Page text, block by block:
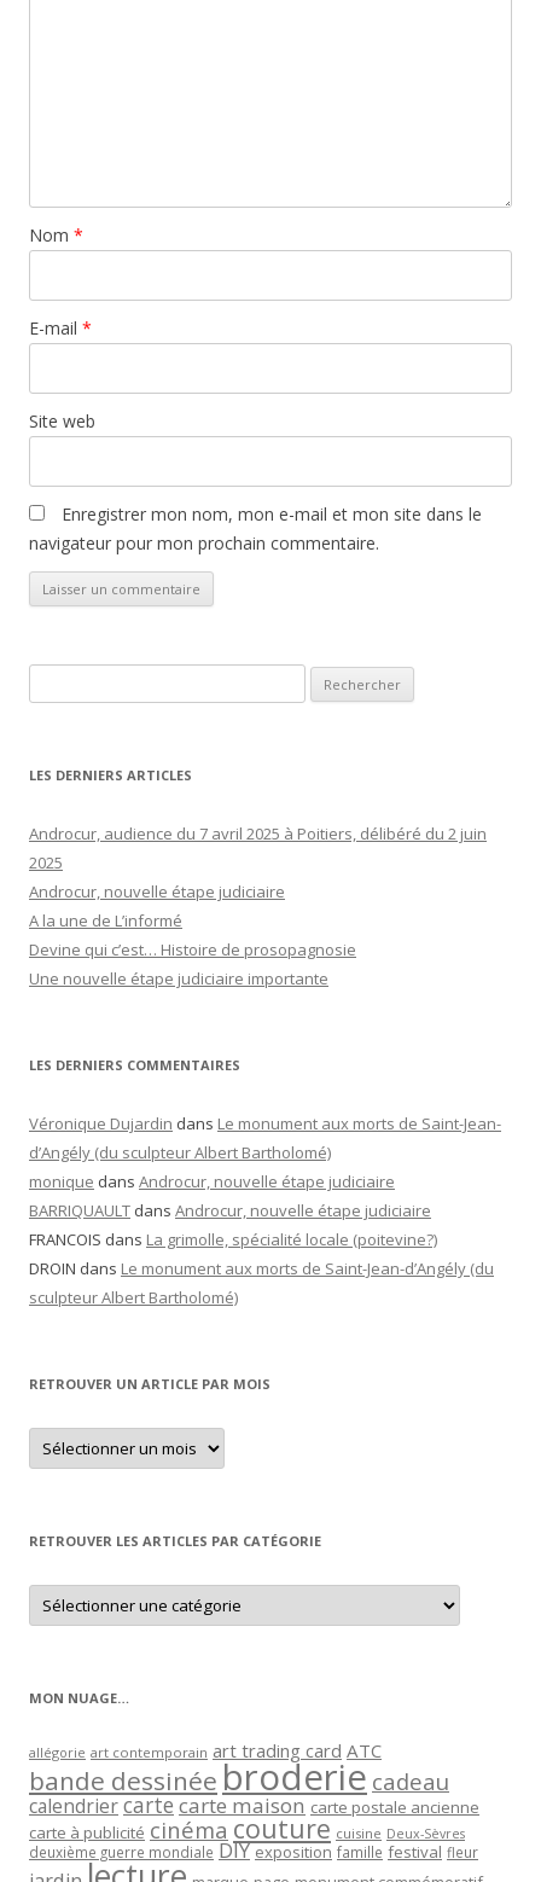
Nom *
E-mail *
Site web
Enregistrer mon nom, mon e-mail et mon site dans le
navigateur pour mon prochain commentaire.
LES DERNIERS ARTICLES
Androcur, audience du 7 avril 2025 à Poitiers, délibéré du 2 juin
2025
Androcur, nouvelle étape judiciaire
A la une de L’informé
Devine qui c’est… Histoire de prosopagnosie
Une nouvelle étape judiciaire importante
LES DERNIERS COMMENTAIRES
Véronique Dujardin dans Le monument aux morts de Saint-Jean-
d’Angély (du sculpteur Albert Bartholomé)
monique dans Androcur, nouvelle étape judiciaire
BARRIQUAULT dans Androcur, nouvelle étape judiciaire
FRANCOIS dans La grimolle, spécialité locale (poitevine?)
DROIN dans Le monument aux morts de Saint-Jean-d’Angély (du
sculpteur Albert Bartholomé)
RETROUVER UN ARTICLE PAR MOIS
Retrouver
un
article
RETROUVER LES ARTICLES PAR CATÉGORIE
Retrouver
les
articles
MON NUAGE…
allégorie art contemporain art trading card ATC
bande dessinée broderie cadeau
calendriercartecarte maison carte postale ancienne
carte à publicité cinéma couture cuisine Deux-Sèvres
deuxième guerre mondiale DIY exposition famille festival fleur